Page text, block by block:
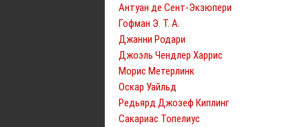
Антуан де Сент-Экзюпери
Гофман Э. Т. А.
Джанни Родари
Джоэль Чендлер Харрис
Морис Метерлинк
Оскар Уайльд
Редьярд Джозеф Киплинг
Сакариас Топелиус